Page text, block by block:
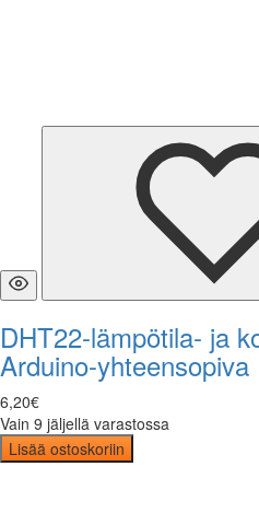
DHT22-lämpötila- ja
Arduino-yhteensopiva
6,20€
Vain 9 jäljellä varastossa
Lisää ostoskoriin